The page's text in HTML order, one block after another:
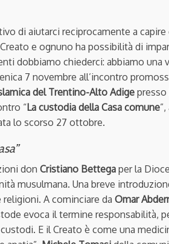
di aiutarci reciprocamente a
e ognuno ha possibilità di
dobbiamo chiederci: abbiamo una
7 novembre all’incontro
del Trentino-Alto Adigepresso
“La custodia della Casa comune
lo scorso 27 ottobre.
don Cristiano Bettega per la
musulmana. Una breve
A cominciare da Omar
evoca il termine responsabilità,
E il Creato è come una